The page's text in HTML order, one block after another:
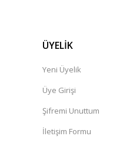
ÜYELİK
Yeni Üyelik
Üye Girişi
Şifremi Unuttum
İletişim Formu